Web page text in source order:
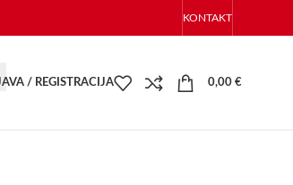
KONTAKT
/ REGISTRACIJA 0,00 €